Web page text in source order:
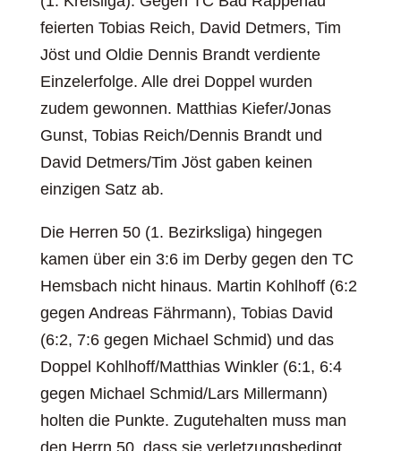
feierten Tobias Reich, David Detmers, Tim
Jöst und Oldie Dennis Brandt verdiente
Einzelerfolge. Alle drei Doppel wurden
zudem gewonnen. Matthias Kiefer/Jonas
Gunst, Tobias Reich/Dennis Brandt und
David Detmers/Tim Jöst gaben keinen
einzigen Satz ab.
Die Herren 50 (1. Bezirksliga) hingegen
kamen über ein 3:6 im Derby gegen den TC
Hemsbach nicht hinaus. Martin Kohlhoff (6:2
gegen Andreas Fährmann), Tobias David
(6:2, 7:6 gegen Michael Schmid) und das
Doppel Kohlhoff/Matthias Winkler (6:1, 6:4
gegen Michael Schmid/Lars Millermann)
holten die Punkte. Zugutehalten muss man
den Herrn 50, dass sie verletzungsbedingt